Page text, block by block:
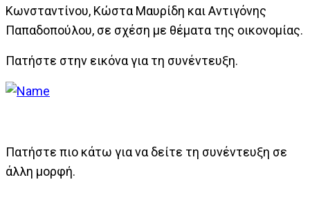
Κωνσταντίνου, Κώστα Μαυρίδη και Αντιγόνης
Παπαδοπούλου, σε σχέση με θέματα της οικονομίας.
Πατήστε στην εικόνα για τη συνέντευξη.
Πατήστε πιο κάτω για να δείτε τη συνέντευξη σε
άλλη μορφή.